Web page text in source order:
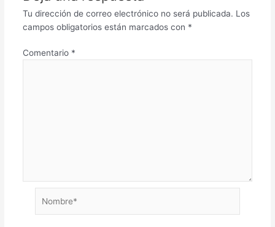
Tu dirección de correo electrónico no será publicada. Los
campos obligatorios están marcados con *
Comentario *